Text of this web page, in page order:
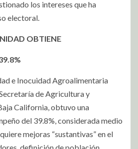
los intereses que ha
electoral.
OBTIENE
e Inocuidad Agroalimentaria
de Agricultura y
California, obtuvo una
del 39.8%, considerada medio
mejoras “sustantivas” en el